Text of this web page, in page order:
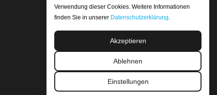
LESEN SIE UNSERE BEWERTUNGEN
Verwendung dieser Cookies. Weitere Informationen
finden Sie in unserer Datenschutzerklärung.
Akzeptieren
Ablehnen
Einstellungen